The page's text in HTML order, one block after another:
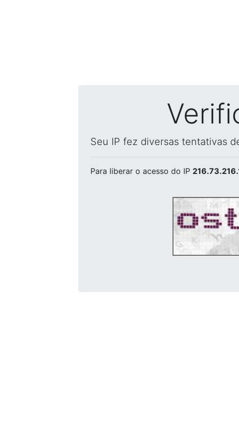
Seu IP fez diversas tentativas
Para liberar o acesso do IP